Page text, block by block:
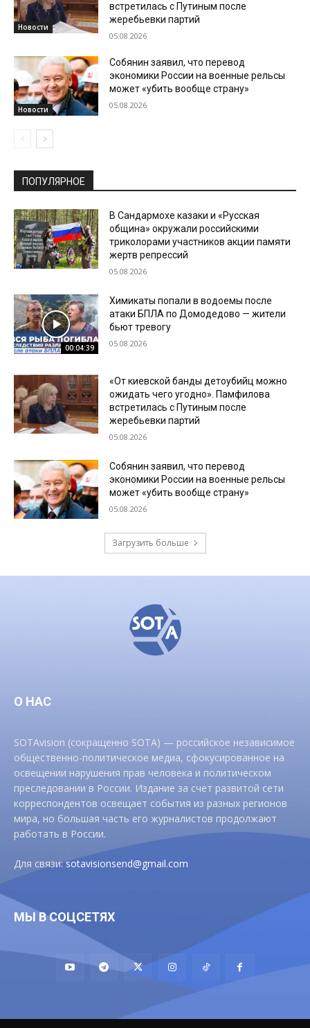
Новости
встретилась с Путиным после
жеребьевки партий
05.08.2026
Новости
Собянин заявил, что перевод
экономики России на военные рельсы
может «убить вообще страну»
05.08.2026
ПОПУЛЯРНОЕ
В Сандармохе казаки и «Русская
община» окружали российскими
триколорами участников акции памяти
жертв репрессий
05.08.2026
00:04:39
Химикаты попали в водоемы после
атаки БПЛА по Домодедово — жители
бьют тревогу
05.08.2026
«От киевской банды детоубийц можно
ожидать чего угодно». Памфилова
встретилась с Путиным после
жеребьевки партий
05.08.2026
Собянин заявил, что перевод
экономики России на военные рельсы
может «убить вообще страну»
05.08.2026
Загрузить больше
О НАС
SOTAvision (сокращенно SOTA) — российское независимое
общественно-политическое медиа, сфокусированное на
освещении нарушения прав человека и политическом
преследовании в России. Издание за счет развитой сети
корреспондентов освещает события из разных регионов
мира, но большая часть его журналистов продолжают
работать в России.
Для связи:sotavisionsend@gmail.com
МЫ В СОЦСЕТЯХ